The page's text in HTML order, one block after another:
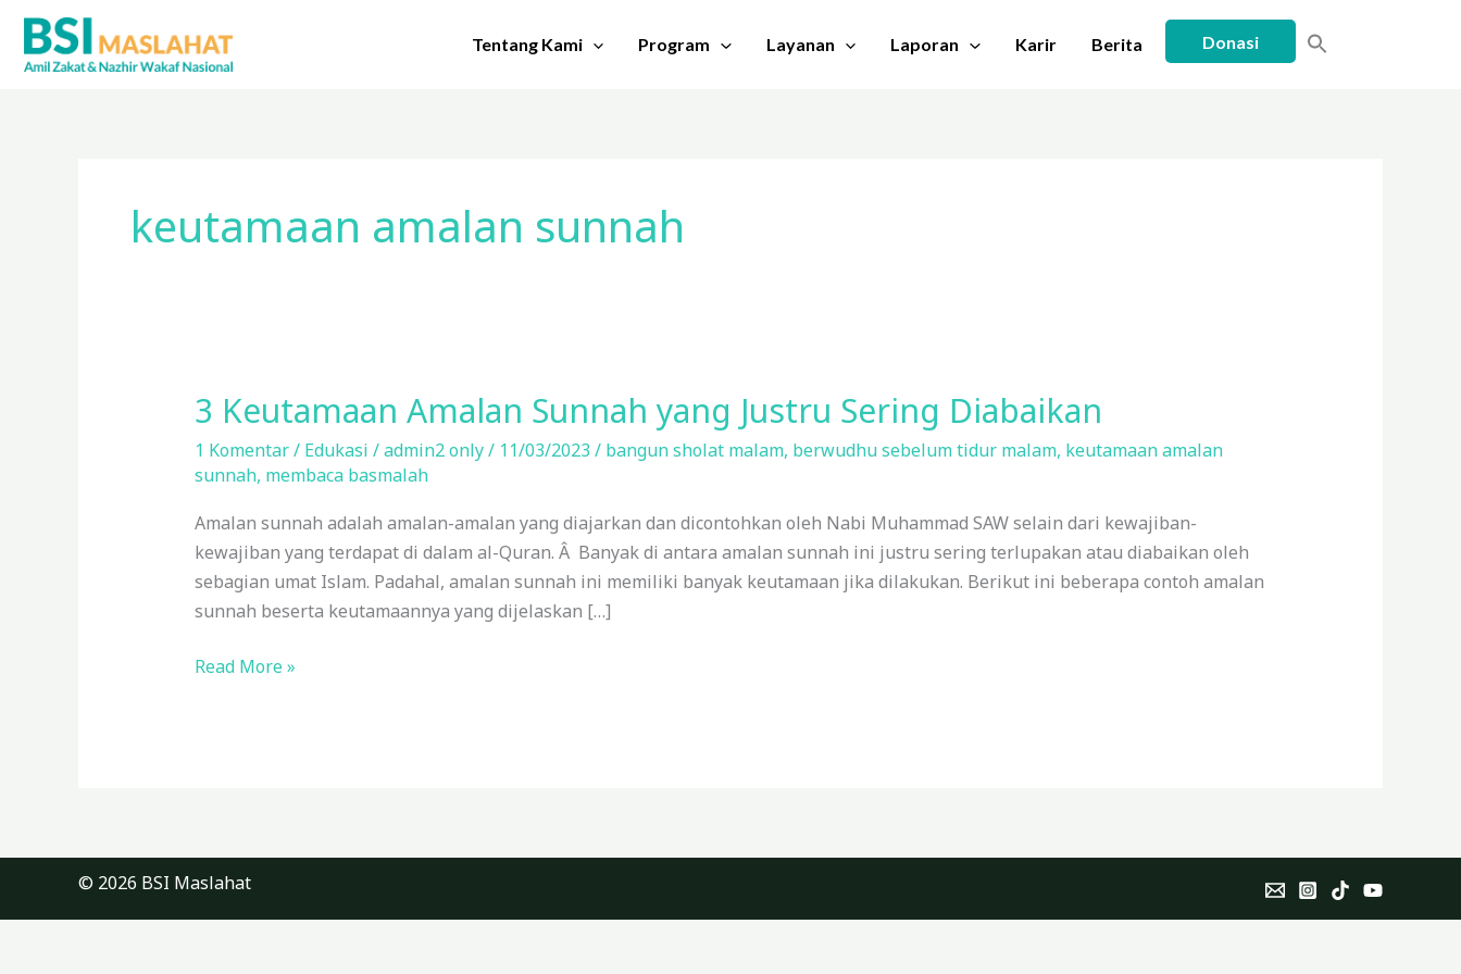
Lewati
konten
Tentang Kami Program Layanan Laporan Karir Berita Donasi
keutamaan amalan sunnah
3 Keutamaan Amalan Sunnah yang Justru Sering Diabaikan
1 Komentar/ Edukasi /admin2 only/ 11/03/2023 / bangun sholat malam, berwudhu sebelum tidur malam, keutamaan amalan
sunnah, membaca basmalah
Amalan sunnah adalah amalan-amalan yang diajarkan dan dicontohkan oleh Nabi Muhammad SAW selain dari kewajiban-
kewajiban yang terdapat di dalam al-Quran. Â Banyak di antara amalan sunnah ini justru sering terlupakan atau diabaikan oleh
sebagian umat Islam. Padahal, amalan sunnah ini memiliki banyak keutamaan jika dilakukan. Berikut ini beberapa contoh amalan
sunnah beserta keutamaannya yang dijelaskan […]
3
Amalan
yang
Justru
Sering
Diabaikan
Read More »
© 2026 BSI Maslahat